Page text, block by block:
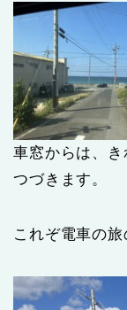
車窓からは、
つづきます。
これぞ電車の旅